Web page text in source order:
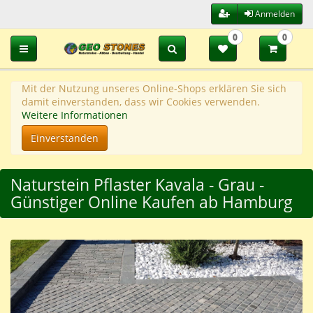
Anmelden
Toggle navigation
0 0
Mit der Nutzung unseres Online-Shops erklären Sie sich
damit einverstanden, dass wir Cookies verwenden.
Weitere Informationen
Einverstanden
Naturstein Pflaster Kavala - Grau -
Günstiger Online Kaufen ab Hamburg